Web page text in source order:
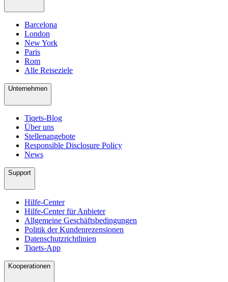
Barcelona
London
New York
Paris
Rom
Alle Reiseziele
Unternehmen
Tiqets-Blog
Über uns
Stellenangebote
Responsible Disclosure Policy
News
Support
Hilfe-Center
Hilfe-Center für Anbieter
Allgemeine Geschäftsbedingungen
Politik der Kundenrezensionen
Datenschutzrichtlinien
Tiqets-App
Kooperationen